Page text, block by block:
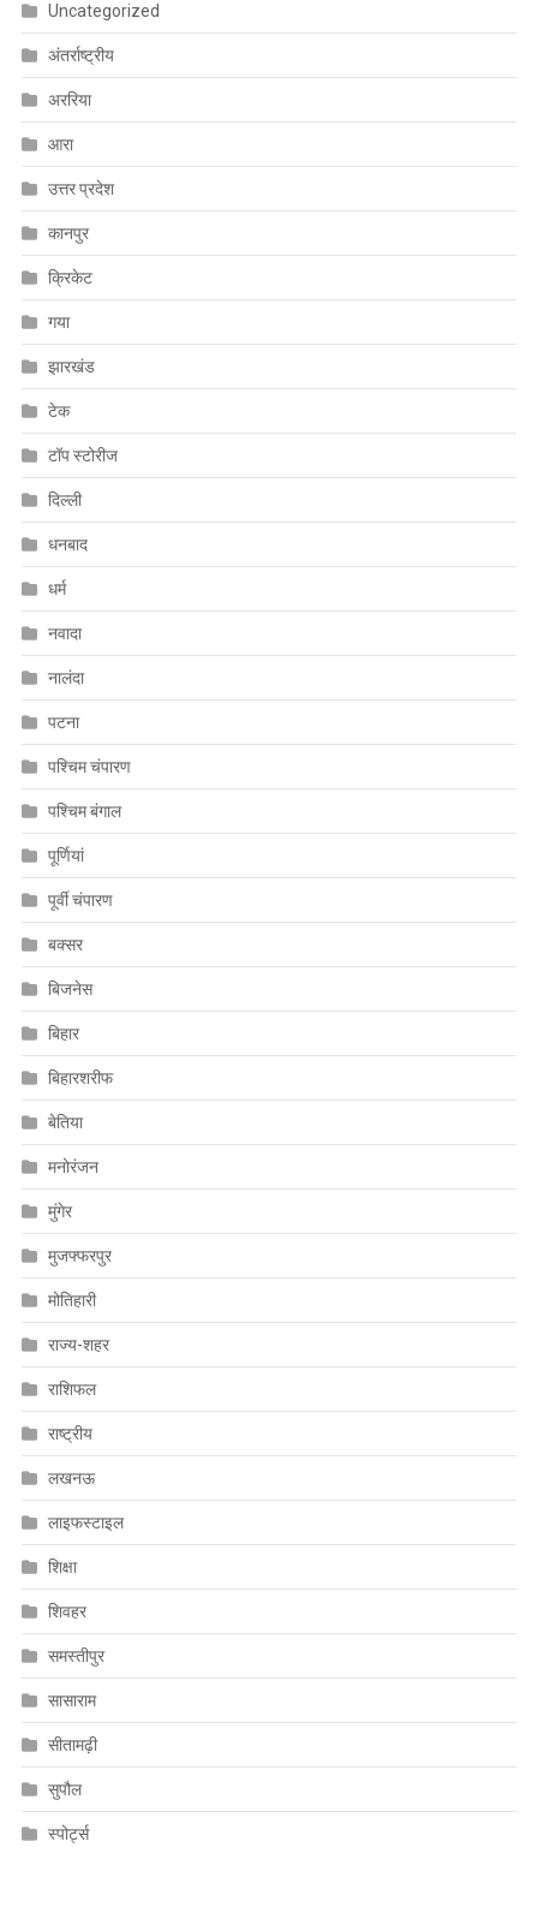
Uncategorized
अंतर्राष्ट्रीय
अररिया
आरा
उत्तर प्रदेश
कानपुर
क्रिकेट
गया
झारखंड
टेक
टॉप स्टोरीज
दिल्ली
धनबाद
धर्म
नवादा
नालंदा
पटना
पश्चिम चंपारण
पश्चिम बंगाल
पूर्णियां
पूर्वी चंपारण
बक्सर
बिजनेस
बिहार
बिहारशरीफ
बेतिया
मनोरंजन
मुंगेर
मुजफ्फरपुर
मोतिहारी
राज्य-शहर
राशिफल
राष्ट्रीय
लखनऊ
लाइफस्टाइल
शिक्षा
शिवहर
समस्तीपुर
सासाराम
सीतामढ़ी
सुपौल
स्पोर्ट्स